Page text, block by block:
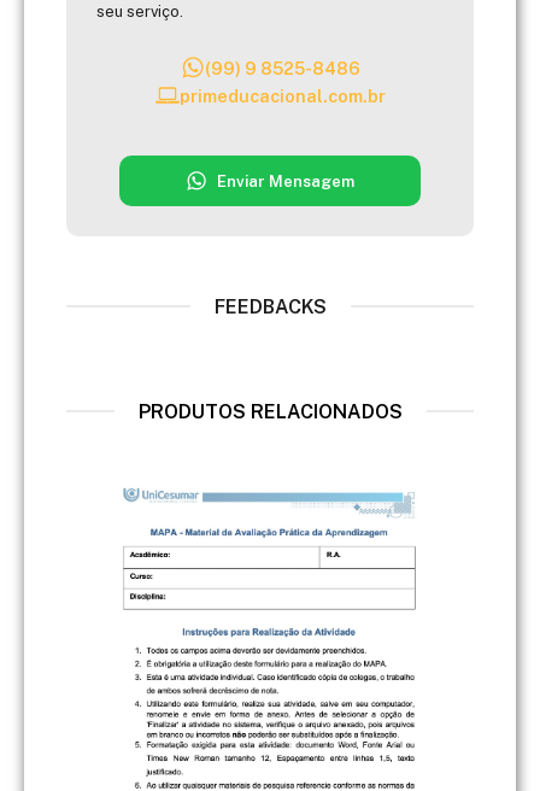
seu serviço.
(99) 9 8525-8486
primeducacional.com.br
Enviar Mensagem
FEEDBACKS
PRODUTOS RELACIONADOS